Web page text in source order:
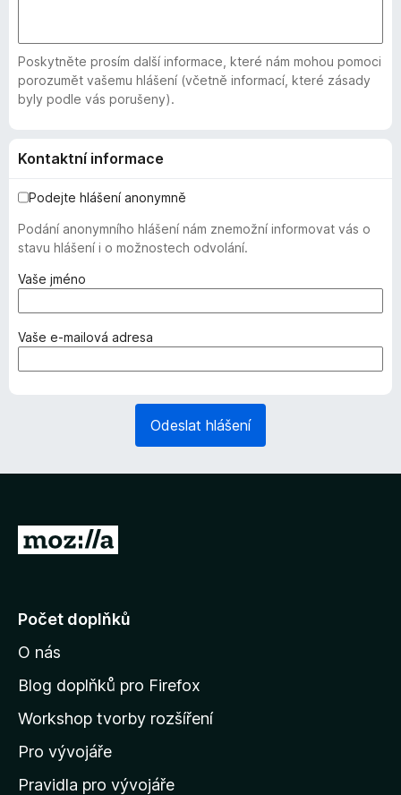
Poskytněte prosím další informace, které nám mohou pomoci
porozumět vašemu hlášení (včetně informací, které zásady
byly podle vás porušeny).
Kontaktní informace
Podejte hlášení anonymně
Podání anonymního hlášení nám znemožní informovat vás o
stavu hlášení i o možnostech odvolání.
Vaše jméno
y
ž
d
Vaše e-mailová adresa
y
d
o
Odeslat hlášení
P
j
t
n
d
o
m
Počet doplňků
O nás
Blog doplňků pro Firefox
Workshop tvorby rozšíření
Pro vývojáře
Pravidla pro vývojáře